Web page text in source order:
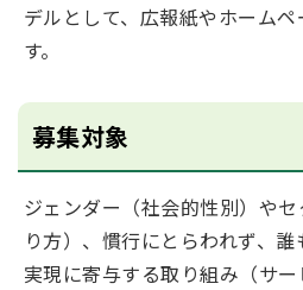
デルとして、広報紙やホーム
す。
募集対象
ジェンダー（社会的性別）や
り方）、慣行にとらわれず、
実現に寄与する取り組み（サ